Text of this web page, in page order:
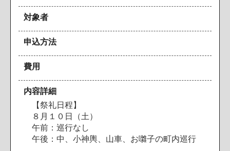
対象者
申込方法
費用
内容詳細
【祭礼日 程 】
８ 月 １ ０ 日 （土 ）
午前 ： 巡行な し
午後 ： 中 小神輿 山車 お囃子の町内巡行